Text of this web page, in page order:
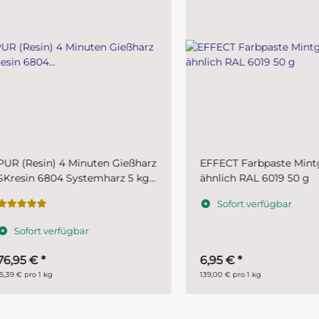
(Resin) 4 Minuten Gießharz
6804 Systemharz 5 kg
verfügbar
€*
€ pro 1 kg
EFFECT Farbpaste
ähnlich RAL 6019 50 g
Sofort verfügbar
6,95 €*
139,00 € pro 1 kg